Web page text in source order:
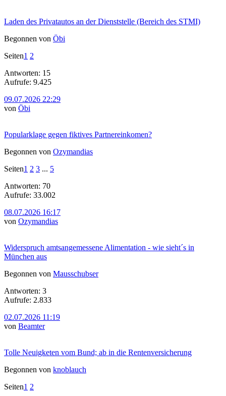
Laden des Privatautos an der Dienststelle (Bereich des STMI)
Begonnen von Öbi
Seiten1 2
Antworten: 15
Aufrufe: 9.425
09.07.2026 22:29
von Öbi
Popularklage gegen fiktives Partnereinkomen?
Begonnen von Ozymandias
Seiten1 2 3 ... 5
Antworten: 70
Aufrufe: 33.002
08.07.2026 16:17
von Ozymandias
Widerspruch amtsangemessene Alimentation - wie sieht´s in
München aus
Begonnen von Mausschubser
Antworten: 3
Aufrufe: 2.833
02.07.2026 11:19
von Beamter
Tolle Neuigketen vom Bund; ab in die Rentenversicherung
Begonnen von knoblauch
Seiten1 2